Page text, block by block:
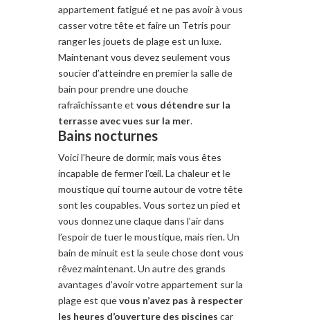
appartement fatigué et ne pas avoir à vous
casser votre tête et faire un Tetris pour
ranger les jouets de plage est un luxe.
Maintenant vous devez seulement vous
soucier d’atteindre en premier la salle de
bain pour prendre une douche
rafraîchissante et vous détendre sur la
terrasse avec vues sur la mer.
Bains nocturnes
Voici l’heure dedormir, mais vous êtes
incapable de fermer l’œil. La chaleuret le
moustique qui tourne autour de votre tête
sont les coupables. Vous sortez un pied et
vous donnez une claque dans l’air dans
l’espoir de tuer le moustique, mais rien. Un
bain de minuit est la seule chose dont vous
rêvez maintenant. Un autre des grands
avantages d’avoir votre appartement sur la
plage est quevous n’avez pas à respecter
les heures d’ouverture des piscines car